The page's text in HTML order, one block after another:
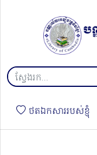
ថតឯកសាររបស់ខ្ញុំ